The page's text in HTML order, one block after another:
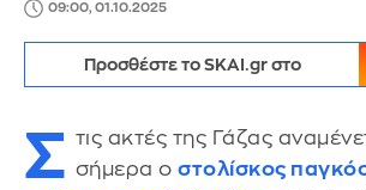
09:00, 01.10.2025
Προσθέστε το SKAI.gr στο
Σ τις ακτές της Γάζας
σήμερα ο στολίσκος